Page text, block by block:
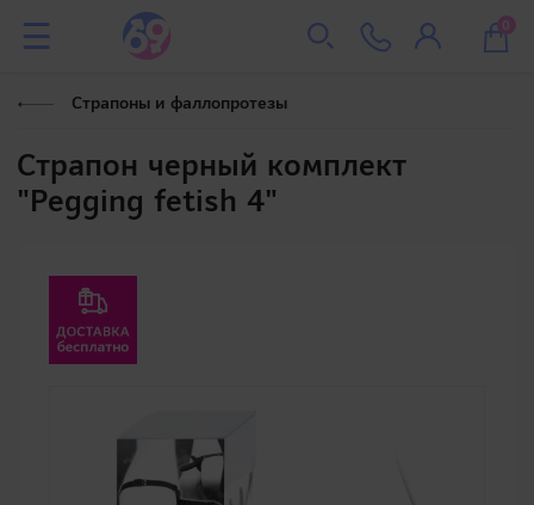
0
Страпоны и фаллопротезы
Страпон черный комплект
"Pegging fetish 4"